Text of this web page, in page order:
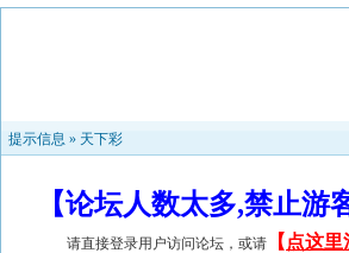
提示信息 » 天下彩
【论坛人数太多,禁止
请直接登录用户访问论坛，或请 【 点这里